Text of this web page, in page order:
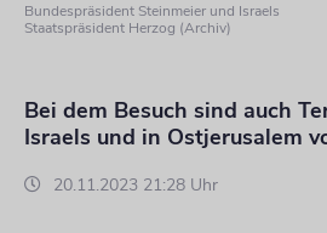
Bundespräsident Steinmeier und Israels
Staatspräsident Herzog (Archiv)
Bei dem Besuch sind auch
Israels und in Ostjerusalem
20.11.2023 21:28 Uhr